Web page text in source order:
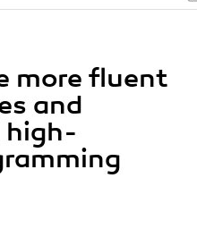
more fluent
and
high-